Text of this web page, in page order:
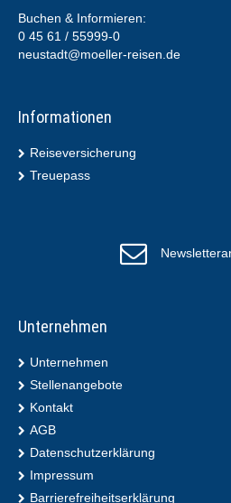
Buchen & Informieren:
0 45 61 / 55999-0
neustadt@moeller-reisen.de
Informationen
Reiseversicherung
Treuepass
Unternehmen
Unternehmen
Stellenangebote
Kontakt
AGB
Datenschutzerklärung
Impressum
Barrierefreiheitserklärung